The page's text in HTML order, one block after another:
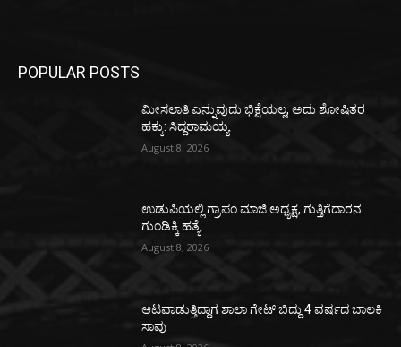
POPULAR POSTS
ಮೀಸಲಾತಿ ಎನ್ನುವುದು ಭಿಕ್ಷೆಯಲ್ಲ, ಅದು ಶೋಷಿತರ
ಹಕ್ಕು: ಸಿದ್ದರಾಮಯ್ಯ
August 8, 2026
ಉಡುಪಿಯಲ್ಲಿ ಗ್ರಾಪಂ ಮಾಜಿ ಅಧ್ಯಕ್ಷ, ಗುತ್ತಿಗೆದಾರನ
ಗುಂಡಿಕ್ಕಿ ಹತ್ಯೆ
August 8, 2026
ಆಟವಾಡುತ್ತಿದ್ದಾಗ ಶಾಲಾ ಗೇಟ್‌ ಬಿದ್ದು 4 ವರ್ಷದ ಬಾಲಕಿ
ಸಾವು